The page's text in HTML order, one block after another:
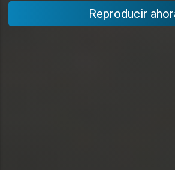
Reproducir